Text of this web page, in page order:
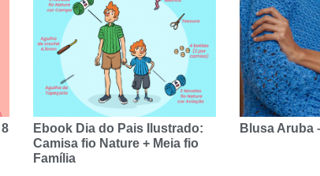
Ebook Dia do Pais Ilustrado:
Camisa fio Nature + Meia fio
Família
Blusa Aruba